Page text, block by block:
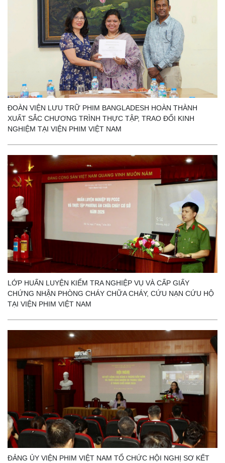
ĐOÀN VIỆN LƯU TRỮ PHIM BANGLADESH HOÀN THÀNH
XUẤT SẮC CHƯƠNG TRÌNH THỰC TẬP, TRAO ĐỔI KINH
NGHIỆM TẠI VIỆN PHIM VIỆT NAM
LỚP HUẤN LUYỆN KIỂM TRA NGHIỆP VỤ VÀ CẤP GIẤY
CHỨNG NHẬN PHÒNG CHÁY CHỮA CHÁY, CỨU NẠN CỨU HỘ
TẠI VIỆN PHIM VIỆT NAM
ĐẢNG ỦY VIỆN PHIM VIỆT NAM TỔ CHỨC HỘI NGHỊ SƠ KẾT